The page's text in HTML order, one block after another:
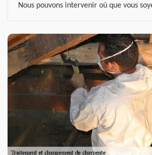
Nous pouvons intervenir où que vous